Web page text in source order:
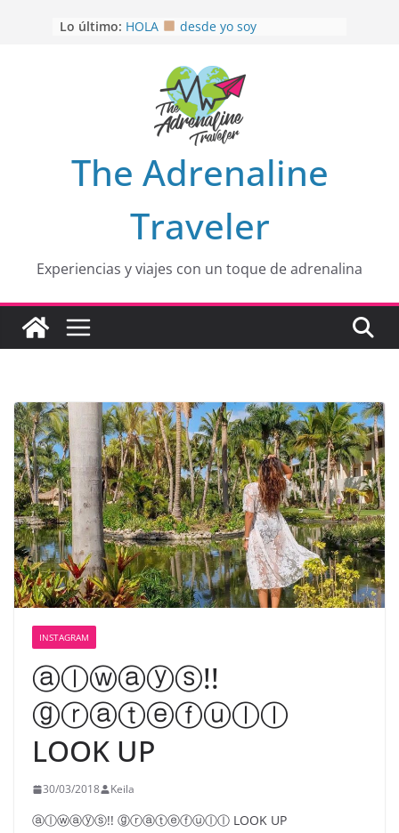
Lo último: MULITO!
Aprovechando que Wen tenía que
EL SENDERO DEL CACAO: Excelente
opción
HOSPEDAJE AL NATURALSHH !!
The Adrenaline
Traveler
Experiencias y viajes con un toque de adrenalina
INSTAGRAM
ⓐⓛⓦⓐⓨⓢ!!
ⓖⓡⓐⓣⓔⓕⓤⓛⓛ
LOOK UP️
30/03/2018 Keila
ⓐⓛⓦⓐⓨⓢ!! ⓖⓡⓐⓣⓔⓕⓤⓛⓛ LOOK UP️